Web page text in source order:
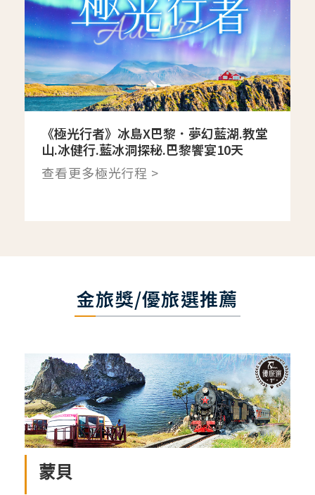
《極光行者》冰島X巴黎．夢幻藍湖.教堂
山.冰健行.藍冰洞探秘.巴黎饗宴10天
查看更多極光行程 >
金旅獎/優旅選推薦
蒙貝